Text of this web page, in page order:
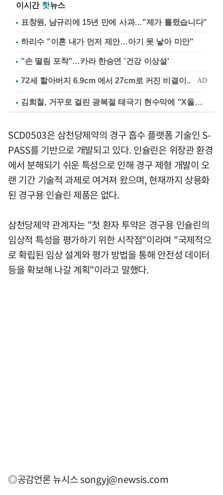
이시간 핫뉴스
표창원, 남규리에 15년 만에 사과…"제가 틀렸습니다"
하리수 "이혼 내가 먼저 제안…아기 못 낳아 미안"
"손 떨림 포착"…카라 한승연 '건강 이상설'
김희철, 거꾸로 걸린 광복절 태극기 현수막에 "X돌았네"
SCD0503은 삼천당제약의 경구 흡수 플랫폼 기술인 S-
PASS를 기반으로 개발되고 있다. 인슐린은 위장관 환경
에서 분해되기 쉬운 특성으로 인해 경구 제형 개발이 오
랜 기간 기술적 과제로 여겨져 왔으며, 현재까지 상용화
된 경구용 인슐린 제품은 없다.
삼천당제약 관계자는 "첫 환자 투약은 경구용 인슐린의
임상적 특성을 평가하기 위한 시작점"이라며 "국제적으
로 확립된 임상 설계와 평가 방법을 통해 안전성 데이터
등을 확보해 나갈 계획"이라고 말했다.
◎공감언론 뉴시스songyj@newsis.com